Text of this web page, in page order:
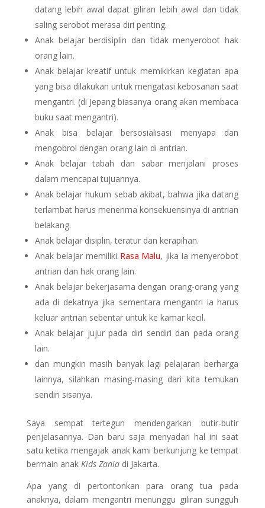
datang lebih awal dapat giliran lebih awal dan tidak
saling serobot merasa diri penting.
Anak belajar berdisiplin dan tidak menyerobot hak
orang lain.
Anak belajar kreatif untuk memikirkan kegiatan apa
yang bisa dilakukan untuk mengatasi kebosanan saat
mengantri. (di Jepang biasanya orang akan membaca
buku saat mengantri).
Anak bisa belajar bersosialisasi menyapa dan
mengobrol dengan orang lain di antrian.
Anak belajar tabah dan sabar menjalani proses
dalam mencapai tujuannya.
Anak belajar hukum sebab akibat, bahwa jika datang
terlambat harus menerima konsekuensinya di antrian
belakang.
Anak belajar disiplin, teratur dan kerapihan.
Anak belajar memiliki Rasa Malu, jika ia menyerobot
antrian dan hak orang lain.
Anak belajar bekerjasama dengan orang-orang yang
ada di dekatnya jika sementara mengantri ia harus
keluar antrian sebentar untuk ke kamar kecil.
Anak belajar jujur pada diri sendiri dan pada orang
lain.
dan mungkin masih banyak lagi pelajaran berharga
lainnya, silahkan masing-masing dari kita temukan
sendiri sisanya.
Saya sempat tertegun mendengarkan butir-butir
penjelasannya. Dan baru saja menyadari hal ini saat
satu ketika mengajak anak kami berkunjung ke tempat
bermain anak Kids Zaniadi Jakarta.
Apa yang di pertontonkan para orang tua pada
anaknya, dalam mengantri menunggu giliran sungguh